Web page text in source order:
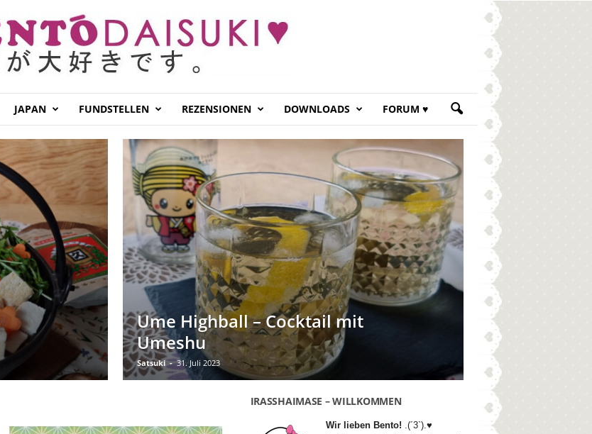
JAPAN FUNDSTELLEN REZENSIONEN DOWNLOADS FORUM ♥
Ume Highball – Cocktail mit
Umeshu
Satsuki - 31. Juli 2023
IRASSHAIMASE – WILLKOMMEN
Wir lieben Bento! .(´3`).♥